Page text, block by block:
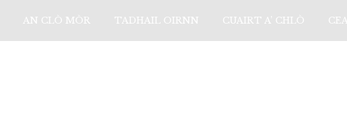
AN CLÒ MÒR TADHAIL OIRNN CUAIRT A’ CHLÒ